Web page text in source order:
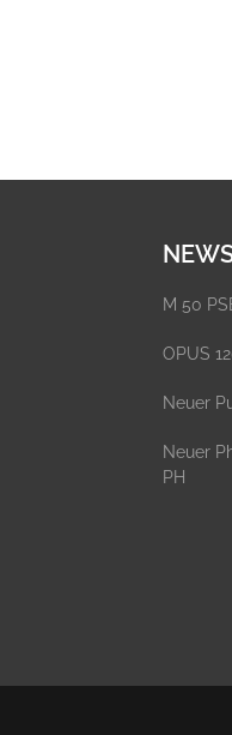
M 50
OPUS
Neuer
Neuer
PH